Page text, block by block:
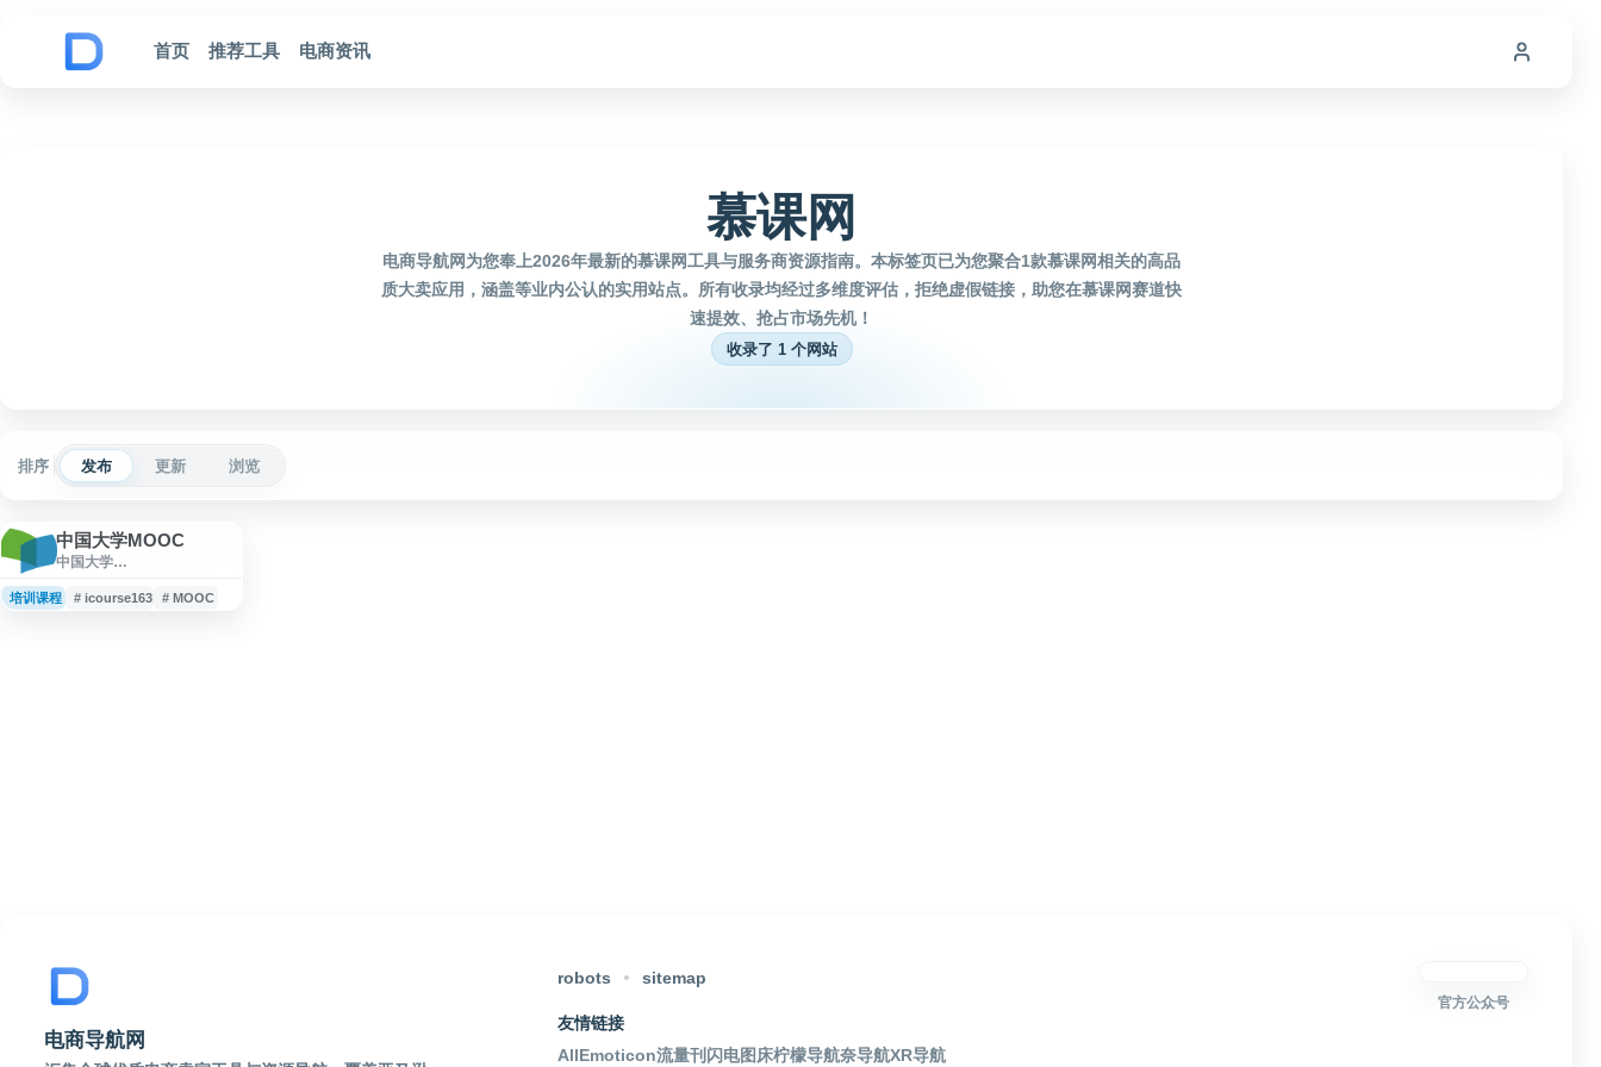
首页
推荐工具 电商资讯
慕课网
电商导航网为您奉上2026年最新的慕课网工具与服务商资源指南。本标签页已为您聚合1款慕课网相关的高品
质大卖应用，涵盖等业内公认的实用站点。所有收录均经过多维度评估，拒绝虚假链接，助您在慕课网赛道快
速提效、抢占市场先机！
收录了 1 个网站
排序 发布 更新 浏览
中国大学MOOC
中国大学
爱课程网与网易云课堂合作
推出的中文在线学习平台，
培训课程 # icourse163 # MOOC
电商导航网
robots sitemap
友情链接
AllEmoticon流量刊 闪电图床柠檬导航奈导航XR导航
官方公众号